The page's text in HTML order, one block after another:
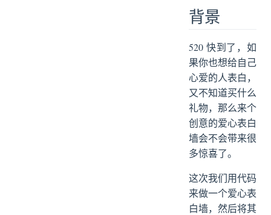
背景
520 快到了，如
果你也想给自己
心爱的人表白，
又不知道买什么
礼物，那么来个
创意的爱心表白
墙会不会带来很
多惊喜了。
这次我们用代码
来做一个爱心表
白墙，然后将其